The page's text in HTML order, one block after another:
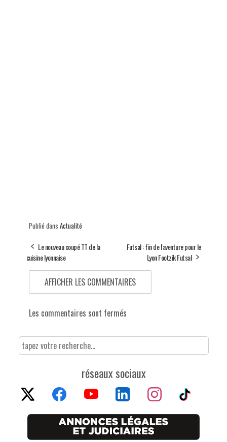
Publié dans Actualité
Le nouveau coupé TT de la
cuisine lyonnaise
Futsal : fin de l'aventure pour le
Lyon Footzik Futsal
AFFICHER LES COMMENTAIRES
Les commentaires sont fermés
réseaux sociaux